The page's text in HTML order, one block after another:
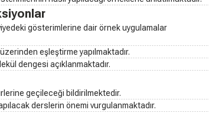
gösterimlerine dair örnek uygulamalar
eşleştirme yapılmaktadır.
dengesi açıklanmaktadır.
geçileceği bildirilmektedir.
derslerin önemi vurgulanmaktadır.